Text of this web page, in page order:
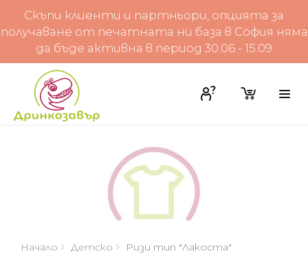
Скъпи клиенти и партньори, опцията за
получаване от печатната ни база в София няма
да бъде активна в период 30.06 - 15.09
Начало Детско Ризи тип "Лакоста"